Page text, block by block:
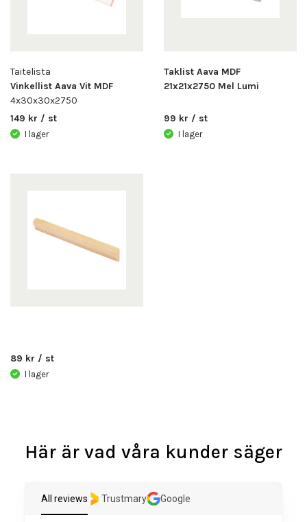
Taitelista
Vinkellist Aava Vit MDF
4x30x30x2750
149 kr / st
I lager
Taklist Aava MDF
21x21x2750 Mel Lumi
99 kr / st
I lager
89 kr / st
I lager
Här är vad våra kunder säger
All reviews Trustmary Google